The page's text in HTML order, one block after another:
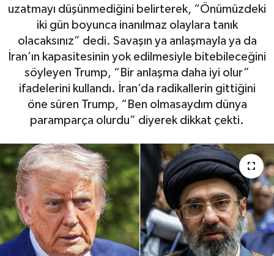
uzatmayı düşünmediğini belirterek, “Önümüzdeki
iki gün boyunca inanılmaz olaylara tanık
olacaksınız” dedi. Savaşın ya anlaşmayla ya da
İran’ın kapasitesinin yok edilmesiyle bitebileceğini
söyleyen Trump, “Bir anlaşma daha iyi olur”
ifadelerini kullandı. İran’da radikallerin gittiğini
öne süren Trump, “Ben olmasaydım dünya
paramparça olurdu” diyerek dikkat çekti.
Haber Arşivi